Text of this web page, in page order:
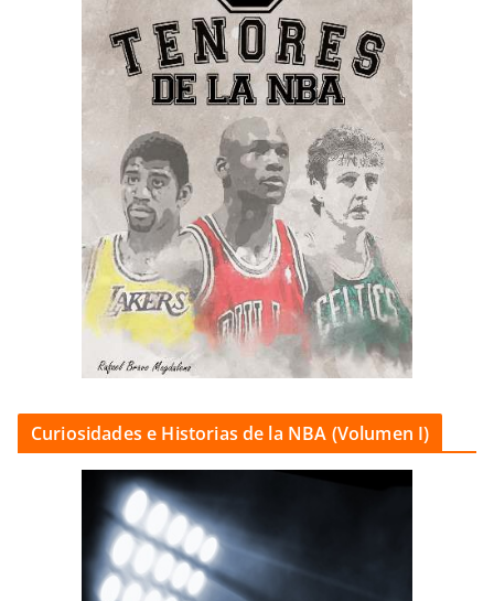
Curiosidades e Historias de la NBA (Volumen I)